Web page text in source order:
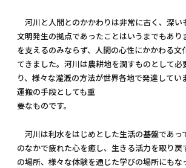
河川と人間とのかかわりは非常に古く、深い
文明発生の拠点であったことはいうまでもあり
を支えるのみならず、人間の心性にかかわる文
てきました。河川は農耕地を潤すものとして必
り、様々な灌漑の方法が世界各地で発達してい
運搬の手段としても重
要なものです。
河川は利水をはじめとした生活の基盤であっ
のなかで疲れた心を癒し、生きる活力を取り戻
の場所、様々な体験を通じた学びの場所にもな